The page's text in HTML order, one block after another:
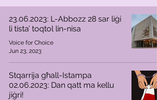
23.06.2023: L-Abbozz 28 sar liġi
li tista’ toqtol lin-nisa
Voice for Choice
Jun 23, 2023
Stqarrija għall-Istampa
02.06.2023: Dan qatt ma kellu
jiġri!